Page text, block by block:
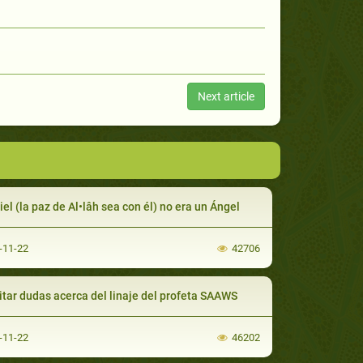
Next article
(la paz de Al•lâh sea con él) no era un Ángel
22 42706
dudas acerca del linaje del profeta SAAWS
22 46202